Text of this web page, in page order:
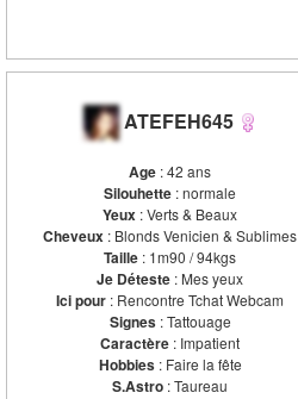
ATEFEH645
Age : 42 ans
Silouhette : normale
Yeux : Verts & Beaux
Cheveux : Blonds Venicien & Sublimes
Taille : 1m90 / 94kgs
Je Déteste : Mes yeux
Ici pour : Rencontre Tchat Webcam
Signes: Tattouage
Caractère : Impatient
Hobbies: Faire la fête
S.Astro : Taureau